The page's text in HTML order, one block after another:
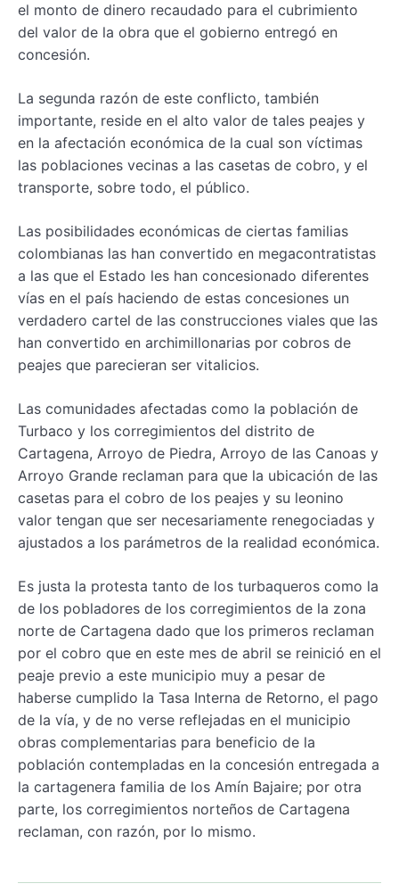
el monto de dinero recaudado para el cubrimiento
del valor de la obra que el gobierno entregó en
concesión.
La segunda razón de este conflicto, también
importante, reside en el alto valor de tales peajes y
en la afectación económica de la cual son víctimas
las poblaciones vecinas a las casetas de cobro, y el
transporte, sobre todo, el público.
Las posibilidades económicas de ciertas familias
colombianas las han convertido en megacontratistas
a las que el Estado les han concesionado diferentes
vías en el país haciendo de estas concesiones un
verdadero cartel de las construcciones viales que las
han convertido en archimillonarias por cobros de
peajes que parecieran ser vitalicios.
Las comunidades afectadas como la población de
Turbaco y los corregimientos del distrito de
Cartagena, Arroyo de Piedra, Arroyo de las Canoas y
Arroyo Grande reclaman para que la ubicación de las
casetas para el cobro de los peajes y su leonino
valor tengan que ser necesariamente renegociadas y
ajustados a los parámetros de la realidad económica.
Es justa la protesta tanto de los turbaqueros como la
de los pobladores de los corregimientos de la zona
norte de Cartagena dado que los primeros reclaman
por el cobro que en este mes de abril se reinició en el
peaje previo a este municipio muy a pesar de
haberse cumplido la Tasa Interna de Retorno, el pago
de la vía, y de no verse reflejadas en el municipio
obras complementarias para beneficio de la
población contempladas en la concesión entregada a
la cartagenera familia de los Amín Bajaire; por otra
parte, los corregimientos norteños de Cartagena
reclaman, con razón, por lo mismo.